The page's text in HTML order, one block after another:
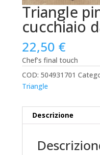
Triangle
cucchiaio
22,50 €
Chef’s final touch
COD: 504931701
Triangle
Descrizione